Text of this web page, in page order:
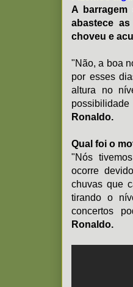
A
abastece
choveu e
"Não, a boa
por esses
altura no
Ronaldo.
Qual foi o
"Nós
ocorre
chuvas que
tirando o
concertos
Ronaldo.